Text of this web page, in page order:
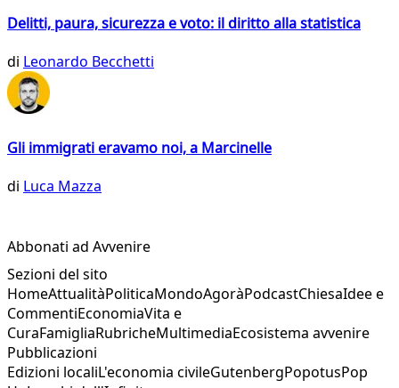
Delitti, paura, sicurezza e voto: il diritto alla statistica
di Leonardo Becchetti
Gli immigrati eravamo noi, a Marcinelle
di Luca Mazza
Abbonati ad Avvenire
Sezioni del sito
HomeAttualitàPoliticaMondoAgoràPodcastChiesaIdee e
CommentiEconomiaVita e
CuraFamigliaRubricheMultimediaEcosistema avvenire
Pubblicazioni
Edizioni localiL'economia civileGutenbergPopotusPop